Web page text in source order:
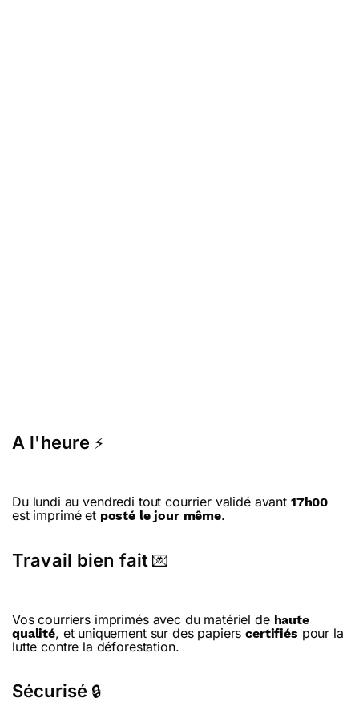
A l'heure ⚡
Du lundi au vendredi tout courrier validé avant 17h00
est imprimé et posté le jour même.
Travail bien fait 💌
Vos courriers imprimés avec du matériel de haute
qualité, et uniquement sur des papierscertifiés pour la
lutte contre la déforestation.
Sécurisé 🔒